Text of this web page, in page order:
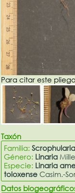
Para citar este
Taxón
Familia:
Género: Linaria
Especie: Linaria
toloxense Casim.-
Datos